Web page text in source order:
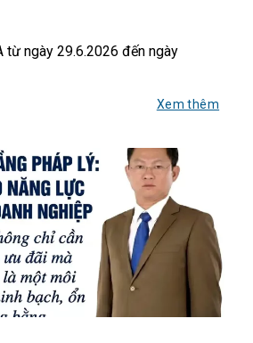
từ ngày 29.6.2026 đến ngày
Xem thêm